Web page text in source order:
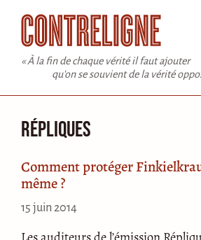
contenu
« À la fin de chaque vérité il faut ajouter
qu'on se souvient de la vérité
Répliques
Comment protéger
même ?
15 juin 2014